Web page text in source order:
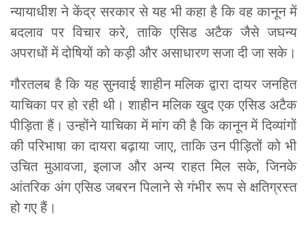
न्यायाधीश ने केंद्र सरकार से यह भी कहा है कि वह कानून में
बदलाव पर विचार करे, ताकि एसिड अटैक जैसे जघन्य
अपराधों में दोषियों को कड़ी और असाधारण सजा दी जा सके।
गौरतलब है कि यह सुनवाई शाहीन मलिक द्वारा दायर जनहित
याचिका पर हो रही थी। शाहीन मलिक खुद एक एसिड अटैक
पीड़िता हैं। उन्होंने याचिका में मांग की है कि कानून में दिव्यांगों
की परिभाषा का दायरा बढ़ाया जाए, ताकि उन पीड़ितों को भी
उचित मुआवजा, इलाज और अन्य राहत मिल सके, जिनके
आंतरिक अंग एसिड जबरन पिलाने से गंभीर रूप से क्षतिग्रस्त
हो गए हैं।